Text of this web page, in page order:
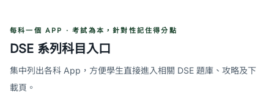
每科一個 APP · 考試為本，針對性記住得分點
DSE 系列科目入口
集中列出各科 App，方便學生直接進入相關 DSE 題庫、攻略及下
載頁。